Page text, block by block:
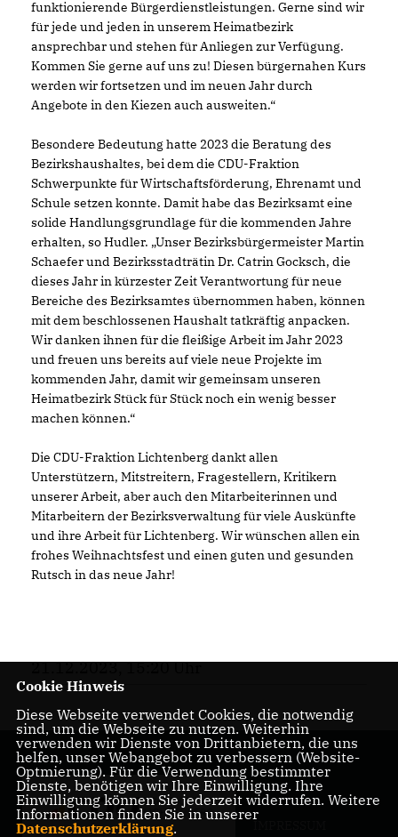
funktionierende Bürgerdienstleistungen. Gerne sind wir
für jede und jeden in unserem Heimatbezirk
ansprechbar und stehen für Anliegen zur Verfügung.
Kommen Sie gerne auf uns zu! Diesen bürgernahen Kurs
werden wir fortsetzen und im neuen Jahr durch
Angebote in den Kiezen auch ausweiten.“
Besondere Bedeutung hatte 2023 die Beratung des
Bezirkshaushaltes, bei dem die CDU-Fraktion
Schwerpunkte für Wirtschaftsförderung, Ehrenamt und
Schule setzen konnte. Damit habe das Bezirksamt eine
solide Handlungsgrundlage für die kommenden Jahre
erhalten, so Hudler. „Unser Bezirksbürgermeister Martin
Schaefer und Bezirksstadträtin Dr. Catrin Gocksch, die
dieses Jahr in kürzester Zeit Verantwortung für neue
Bereiche des Bezirksamtes übernommen haben, können
mit dem beschlossenen Haushalt tatkräftig anpacken.
Wir danken ihnen für die fleißige Arbeit im Jahr 2023
und freuen uns bereits auf viele neue Projekte im
kommenden Jahr, damit wir gemeinsam unseren
Heimatbezirk Stück für Stück noch ein wenig besser
machen können.“
Die CDU-Fraktion Lichtenberg dankt allen
Unterstützern, Mitstreitern, Fragestellern, Kritikern
unserer Arbeit, aber auch den Mitarbeiterinnen und
Mitarbeitern der Bezirksverwaltung für viele Auskünfte
und ihre Arbeit für Lichtenberg. Wir wünschen allen ein
frohes Weihnachtsfest und einen guten und gesunden
Rutsch in das neue Jahr!
21.12.2023, 15:20 Uhr
Cookie Hinweis
Diese Webseite verwendet Cookies, die notwendig
sind, um die Webseite zu nutzen. Weiterhin
verwenden wir Dienste von Drittanbietern, die uns
helfen, unser Webangebot zu verbessern (Website-
Optmierung). Für die Verwendung bestimmter
Dienste, benötigen wir Ihre Einwilligung. Ihre
Einwilligung können Sie jederzeit widerrufen. Weitere
Informationen finden Sie in unserer
Datenschutzerklärung.